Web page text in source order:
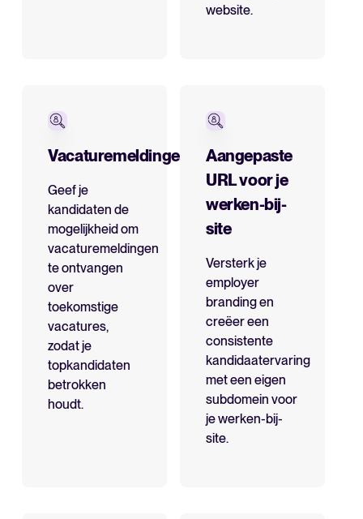
website.
Vacaturemeldingen
Geef je
kandidaten de
mogelijkheid om
vacaturemeldingen
te ontvangen
over
toekomstige
vacatures,
zodat je
topkandidaten
betrokken
houdt.
Aangepaste
URL voor je
werken-bij-
site
Versterk je
employer
branding en
creëer een
consistente
kandidaatervaring
met een eigen
subdomein voor
je werken-bij-
site.